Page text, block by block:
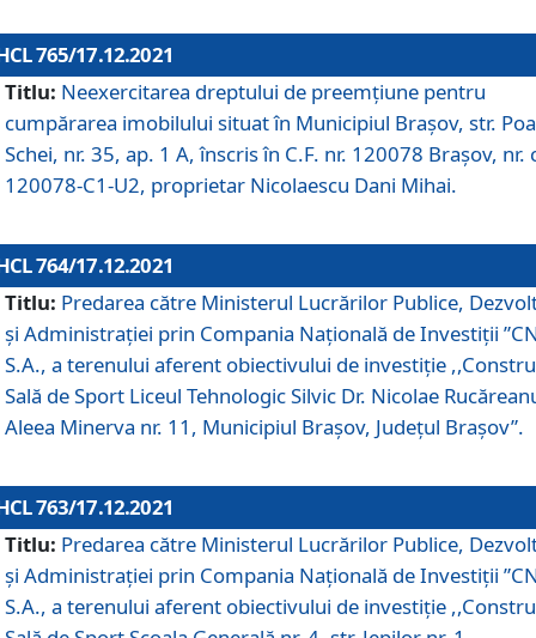
765/17.12.2021
Titlu: Neexercitarea dreptului de preemţiune pentru
cumpărarea imobilului situat în Municipiul Braşov, str.
Schei, nr. 35, ap. 1 A, înscris în C.F. nr. 120078 Brașov, nr.
120078-C1-U2, proprietar Nicolaescu Dani Mihai.
764/17.12.2021
Titlu: Predarea către Ministerul Lucrărilor Publice,
și Administrației prin Compania Naţională de Investiţii
S.A., a terenului aferent obiectivului de investiţie
Sală de Sport Liceul Tehnologic Silvic Dr. Nicolae
Aleea Minerva nr. 11, Municipiul Brașov, Județul Brașov”.
763/17.12.2021
Titlu: Predarea către Ministerul Lucrărilor Publice,
și Administrației prin Compania Naţională de Investiţii
S.A., a terenului aferent obiectivului de investiție